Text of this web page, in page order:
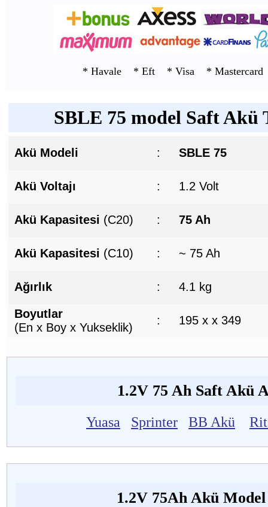
* Havale * Eft * Visa * Mastercard
SBLE 75 model Saft
Akü Modeli : SBLE 75
Akü Voltajı : 1.2 Volt
Akü Kapasitesi (C20) : 75 Ah
Akü Kapasitesi (C10) : ~ 75 Ah
Ağırlık : 4.1 kg
Boyutlar
(En x Boy x Yukseklik)
: 195 x x 349
1.2V 75 Ah Saft Akü
Yuasa Sprinter BB Akü
1.2V 75Ah Akü